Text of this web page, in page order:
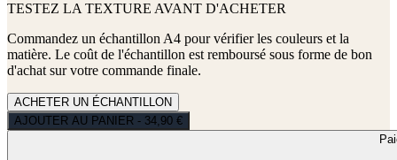
TESTEZ LA TEXTURE AVANT D'ACHETER
Commandez un échantillon A4 pour vérifier les couleurs et la
matière. Le coût de l'échantillon est remboursé sous forme de bon
d'achat sur votre commande finale.
ACHETER UN ÉCHANTILLON
AJOUTER AU PANIER - 34,90 €